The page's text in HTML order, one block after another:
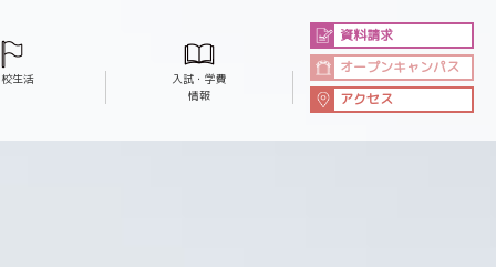
生活
入試・学費
情報
資料請求
オープンキャンパス
アクセス